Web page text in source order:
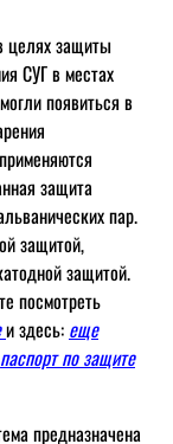
целях защиты
СУГ в местах
появиться в
защита
пар.
защитой,
защитой.
посмотреть
и здесь: еще
паспорт по защите
предназначена